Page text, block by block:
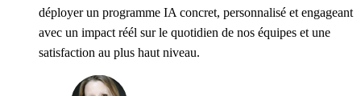
déployer un programme IA concret, personnalisé et engageant
avec un impact réél sur le quotidien de nos équipes et une
satisfaction au plus haut niveau.